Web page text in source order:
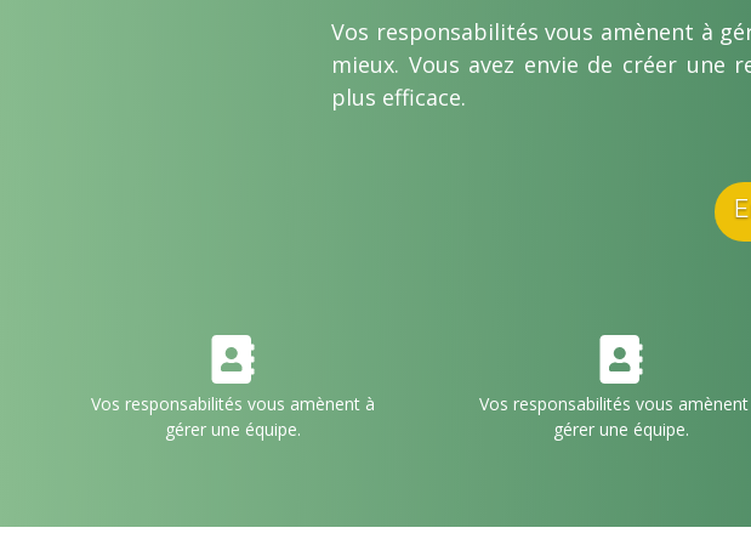
Vos responsabilités vous amènent à
mieux. Vous avez envie de créer une
plus efficace.
Vos responsabilités vous amènent à
gérer une équipe.
Vos responsabilités vous
gérer une équipe.